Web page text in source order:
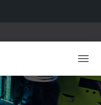
R
E